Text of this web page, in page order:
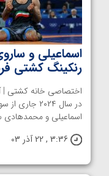
رنکینگ کشتی
اختصاصی خانه کشتی |
در سال
اسماعیلی و محمدهادی
3:36 , 22 آذر 03